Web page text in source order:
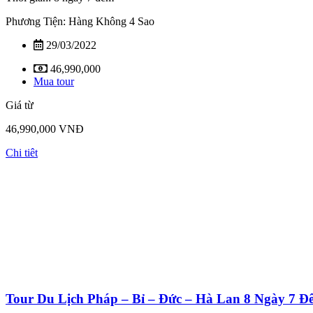
Phương Tiện: Hàng Không 4 Sao
29/03/2022
46,990,000
Mua tour
Giá từ
46,990,000 VNĐ
Chi tiêt
Tour Du Lịch Pháp – Bỉ – Đức – Hà Lan 8 Ngày 7